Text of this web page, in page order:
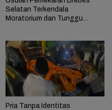
Selatan Terkendala
Moratorium dan Tunggu
Pria Tanpa Identitas